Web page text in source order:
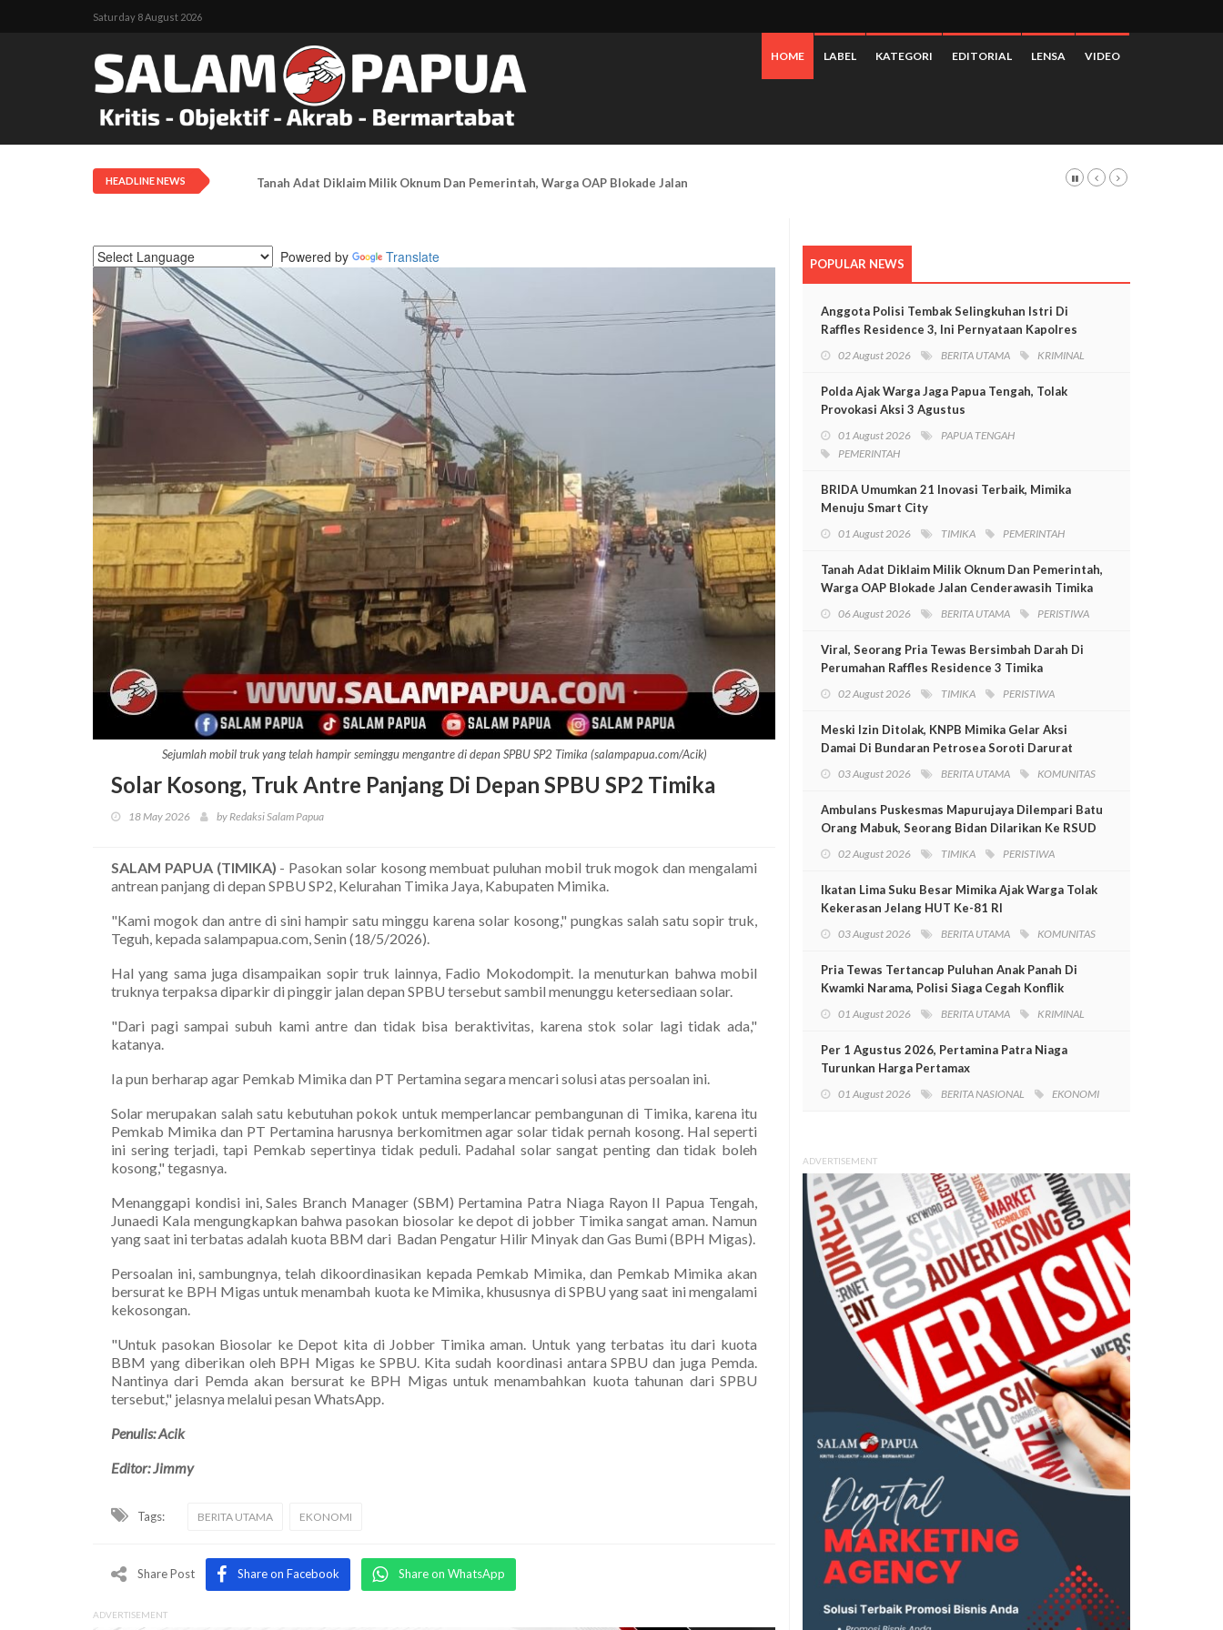
Saturday 8 August 2026
HOME LABEL KATEGORI EDITORIAL LENSA VIDEO
HEADLINE NEWS Tanah Adat Diklaim Milik Oknum Dan Pemerintah, Warga OAP Blokade Jalan Cenderawasih Timika
Powered by Translate
Sejumlah mobil truk yang telah hampir seminggu mengantre di depan SPBU SP2 Timika (salampapua.com/Acik)
Solar Kosong, Truk Antre Panjang Di Depan SPBU SP2 Timika
18 May 2026 by Redaksi Salam Papua
SALAM PAPUA (TIMIKA) - Pasokan solar kosong membuat puluhan mobil truk mogok dan mengalami
antrean panjang di depan SPBU SP2, Kelurahan Timika Jaya, Kabupaten Mimika.
"Kami mogok dan antre di sini hampir satu minggu karena solar kosong," pungkas salah satu sopir truk,
Teguh, kepada salampapua.com, Senin (18/5/2026).
Hal yang sama juga disampaikan sopir truk lainnya, Fadio Mokodompit. Ia menuturkan bahwa mobil
truknya terpaksa diparkir di pinggir jalan depan SPBU tersebut sambil menunggu ketersediaan solar.
"Dari pagi sampai subuh kami antre dan tidak bisa beraktivitas, karena stok solar lagi tidak ada,"
katanya.
Ia pun berharap agar Pemkab Mimika dan PT Pertamina segara mencari solusi atas persoalan ini.
Solar merupakan salah satu kebutuhan pokok untuk memperlancar pembangunan di Timika, karena itu
Pemkab Mimika dan PT Pertamina harusnya berkomitmen agar solar tidak pernah kosong. Hal seperti
ini sering terjadi, tapi Pemkab sepertinya tidak peduli. Padahal solar sangat penting dan tidak boleh
kosong," tegasnya.
Menanggapi kondisi ini, Sales Branch Manager (SBM) Pertamina Patra Niaga Rayon II Papua Tengah,
Junaedi Kala mengungkapkan bahwa pasokan biosolar ke depot di jobber Timika sangat aman. Namun
yang saat ini terbatas adalah kuota BBM dari Badan Pengatur Hilir Minyak dan Gas Bumi (BPH Migas).
Persoalan ini, sambungnya, telah dikoordinasikan kepada Pemkab Mimika, dan Pemkab Mimika akan
bersurat ke BPH Migas untuk menambah kuota ke Mimika, khususnya di SPBU yang saat ini mengalami
kekosongan.
"Untuk pasokan Biosolar ke Depot kita di Jobber Timika aman. Untuk yang terbatas itu dari kuota
BBM yang diberikan oleh BPH Migas ke SPBU. Kita sudah koordinasi antara SPBU dan juga Pemda.
Nantinya dari Pemda akan bersurat ke BPH Migas untuk menambahkan kuota tahunan dari SPBU
tersebut," jelasnya melalui pesan WhatsApp.
Penulis: Acik
Editor: Jimmy
Tags: BERITA UTAMA EKONOMI
Share Post Share on Facebook Share on WhatsApp
ADVERTISEMENT
POPULAR NEWS
Anggota Polisi Tembak Selingkuhan Istri Di
Raffles Residence 3, Ini Pernyataan Kapolres
02 August 2026 BERITA UTAMA KRIMINAL
Polda Ajak Warga Jaga Papua Tengah, Tolak
Provokasi Aksi 3 Agustus
01 August 2026
PAPUA TENGAH
PEMERINTAH
BRIDA Umumkan 21 Inovasi Terbaik, Mimika
Menuju Smart City
01 August 2026 TIMIKA PEMERINTAH
Tanah Adat Diklaim Milik Oknum Dan Pemerintah,
Warga OAP Blokade Jalan Cenderawasih Timika
06 August 2026 BERITA UTAMA PERISTIWA
Viral, Seorang Pria Tewas Bersimbah Darah Di
Perumahan Raffles Residence 3 Timika
02 August 2026 TIMIKA PERISTIWA
Meski Izin Ditolak, KNPB Mimika Gelar Aksi
Damai Di Bundaran Petrosea Soroti Darurat
03 August 2026 BERITA UTAMA KOMUNITAS
Ambulans Puskesmas Mapurujaya Dilempari Batu
Orang Mabuk, Seorang Bidan Dilarikan Ke RSUD
02 August 2026 TIMIKA PERISTIWA
Ikatan Lima Suku Besar Mimika Ajak Warga Tolak
Kekerasan Jelang HUT Ke-81 RI
03 August 2026 BERITA UTAMA KOMUNITAS
Pria Tewas Tertancap Puluhan Anak Panah Di
Kwamki Narama, Polisi Siaga Cegah Konflik
01 August 2026 BERITA UTAMA KRIMINAL
Per 1 Agustus 2026, Pertamina Patra Niaga
Turunkan Harga Pertamax
01 August 2026 BERITA NASIONAL EKONOMI
ADVERTISEMENT